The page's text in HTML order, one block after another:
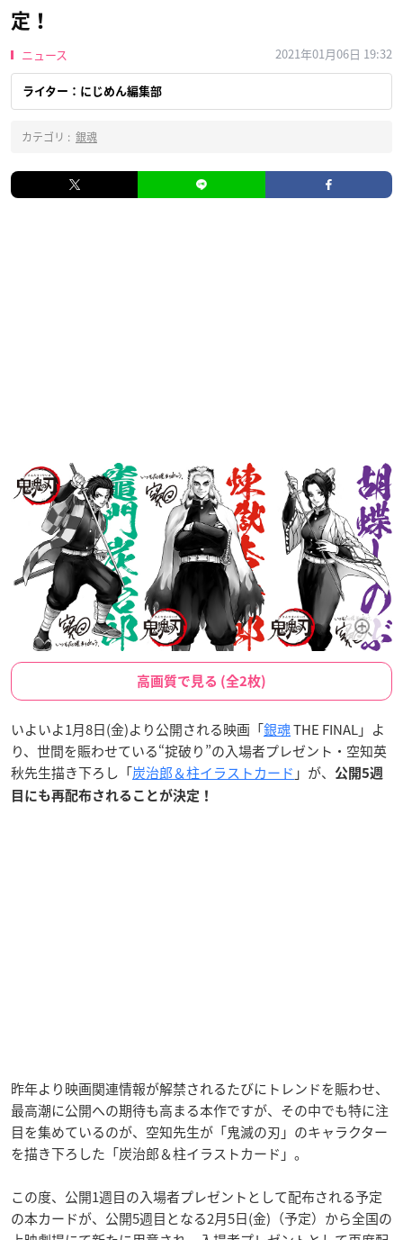
定！
ニュース 2021年01月06日 19:32
ライター：にじめん編集部
カテゴリ : 銀魂
高画質で見る (全2枚)
いよいよ1月8日(金)より公開される映画「銀魂THE FINAL」よ
り、世間を賑わせている“掟破り”の入場者プレゼント・空知英
秋先生描き下ろし「炭治郎＆柱イラストカード 」が、
公開5週
目にも再配布されることが決定！
昨年より映画関連情報が解禁されるたびにトレンドを賑わせ、
最高潮に公開への期待も高まる本作ですが、その中でも特に注
目を集めているのが、空知先生が「鬼滅の刃」のキャラクター
を描き下ろした「炭治郎＆柱イラストカード」。
この度、公開1週目の入場者プレゼントとして配布される予定
の本カードが、公開5週目となる2月5日(金)（予定）から全国の